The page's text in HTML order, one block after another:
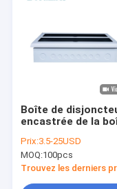
Boîte de
encastrée de la
MCB
Prix:3.5-25USD
MOQ:100pcs
Trouvez les derniers